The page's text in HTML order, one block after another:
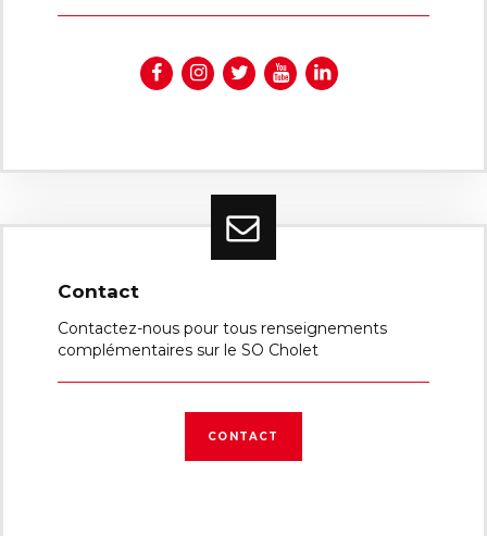
Contact
Contactez-nous pour tous renseignements
complémentaires sur le SO Cholet
CONTACT